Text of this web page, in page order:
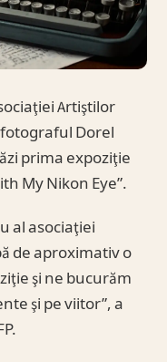
Artiştilor
fotograful Dorel
prima expoziţie
My Nikon Eye”.
al asociaţiei
de aproximativ o
şi ne bucurăm
şi pe viitor”, a